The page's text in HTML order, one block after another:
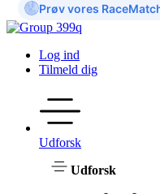
Prøv vores
Log ind
Tilmeld dig
Udforsk
Udforsk